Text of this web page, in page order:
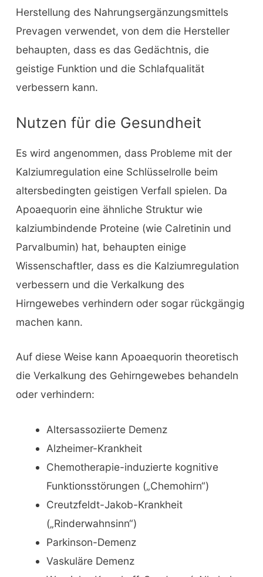
Herstellung des Nahrungsergänzungsmittels
Prevagen verwendet, von dem die Hersteller
behaupten, dass es das Gedächtnis, die
geistige Funktion und die Schlafqualität
verbessern kann.
Nutzen für die Gesundheit
Es wird angenommen, dass Probleme mit der
Kalziumregulation eine Schlüsselrolle beim
altersbedingten geistigen Verfall spielen. Da
Apoaequorin eine ähnliche Struktur wie
kalziumbindende Proteine (wie Calretinin und
Parvalbumin) hat, behaupten einige
Wissenschaftler, dass es die Kalziumregulation
verbessern und die Verkalkung des
Hirngewebes verhindern oder sogar rückgängig
machen kann.
Auf diese Weise kann Apoaequorin theoretisch
die Verkalkung des Gehirngewebes behandeln
oder verhindern:
Altersassoziierte Demenz
Alzheimer-Krankheit
Chemotherapie-induzierte kognitive
Funktionsstörungen („Chemohirn“)
Creutzfeldt-Jakob-Krankheit
(„Rinderwahnsinn“)
Parkinson-Demenz
Vaskuläre Demenz